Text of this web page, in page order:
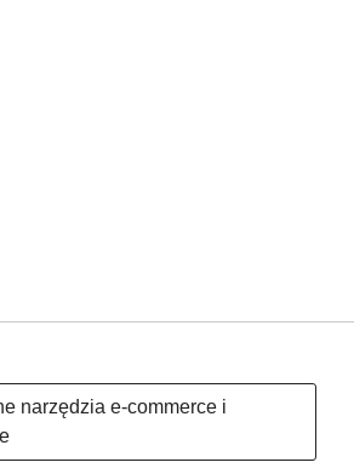
narzędzia e-commerce i